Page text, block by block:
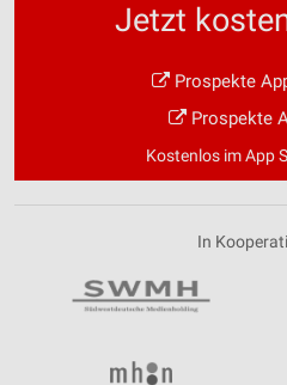
Jetzt
Prospekte
Prospekte
Kostenlos im App
In